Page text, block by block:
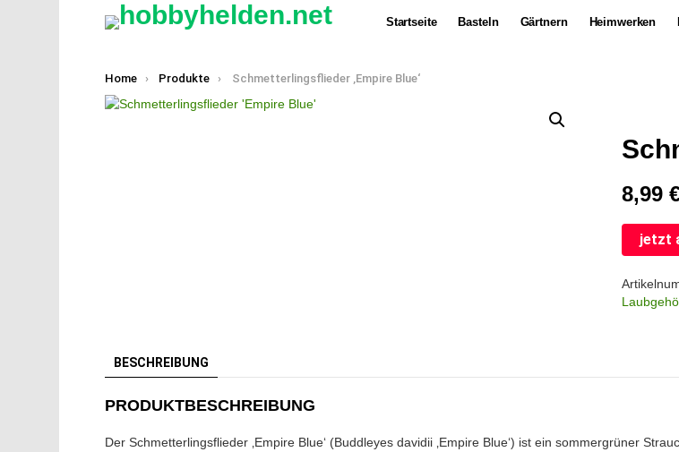
Startseite Basteln Gärtnern Heimwerken
You are here:
Home Produkte Schmetterlingsflieder ‚Empire Blue‘
8,99
jetzt
BESCHREIBUNG
PRODUKTBESCHREIBUNG
Der Schmetterlingsflieder ‚Empire Blue‘ (Buddleyes davidii ‚Empire Blue‘) ist ein sommergrüner